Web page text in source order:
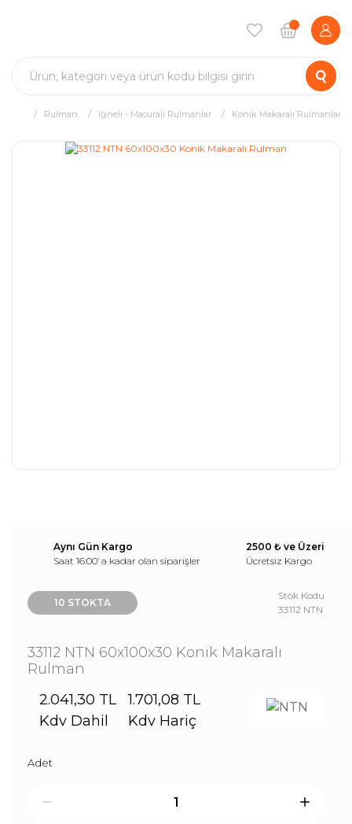
Rulman İğneli - Masuralı Rulmanlar Konik Makaralı Rulmanlar
Aynı Gün Kargo
Saat 16:00’ a kadar olan siparişler
2500 ₺ ve Üzeri
Ücretsiz Kargo
10 STOKTA
Stok Kodu
33112 NTN
33112 NTN 60x100x30 Konik Makaralı
Rulman
2.041,30 TL
Kdv Dahil
1.701,08 TL
Kdv Hariç
Adet